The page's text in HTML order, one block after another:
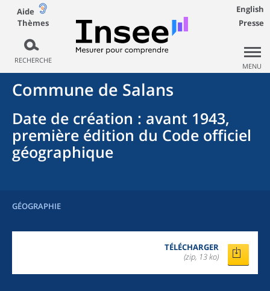
Aide
Thèmes
RECHERCHE
English
Presse
MENU
Commune de Salans
Date de création : avant 1943,
première édition du Code officiel
géographique
GÉOGRAPHIE
TÉLÉCHARGER
(zip, 13 ko)